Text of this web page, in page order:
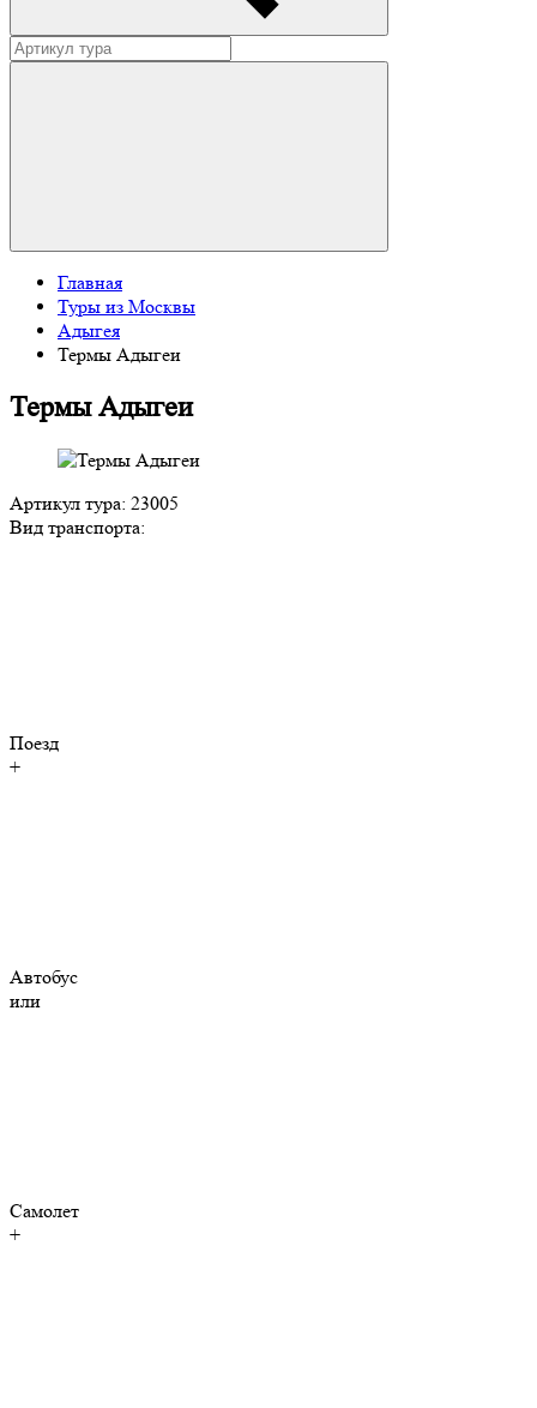
Главная
Туры из Москвы
Адыгея
Термы Адыгеи
Термы Адыгеи
Артикул тура: 23005
Вид транспорта:
Поезд
+
Автобус
или
Самолет
+